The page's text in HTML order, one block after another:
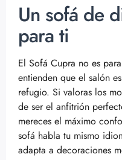
Un sofá de
para ti
El Sofá Cupra no es
entienden que el salón
refugio. Si valoras los
de ser el anfitrión
mereces el máximo
sofá habla tu mismo
adapta a decoraciones